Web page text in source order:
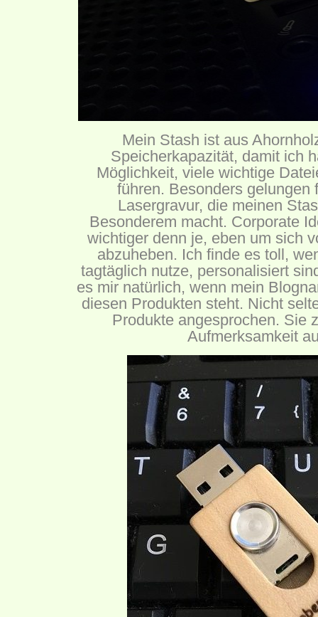
Mein Stash ist aus
Speicherkapazität, damit ich
Möglichkeit, viele wichtige
führen. Besonders gelungen
Lasergravur, die meinen
Besonderem macht. Corporate
wichtiger denn je, eben um sich
abzuheben. Ich finde es toll,
tagtäglich nutze, personalisiert
es mir natürlich, wenn mein
diesen Produkten steht. Nicht
Produkte angesprochen. Sie
Aufmerksamkeit